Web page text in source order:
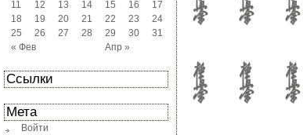
« Фев Апр »
11
12 13 14 15 16
17
18
19 20 21 22 23
24
25
26 27 28 29 30 31
Ссылки
Мета
Войти